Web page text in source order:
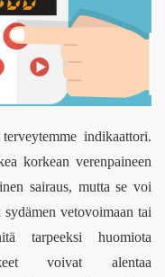
indikaattori.
korkean verenpaineen
sairaus, mutta se voi
vetovoimaan tai
tarpeeksi huomiota
voivat alentaa